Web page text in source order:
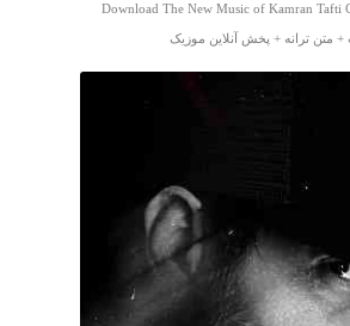
Download The New Music of Kamran Tafti